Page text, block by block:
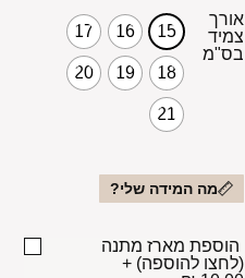
אורך
צמיד
בס"מ
15
16
17
18
19
20
21
מה המידה שלי?
הוספת מארז מתנה
(לחצו להוספה) +